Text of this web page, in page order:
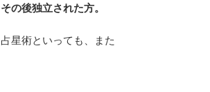
その後独立された方。
占星術といっても、また